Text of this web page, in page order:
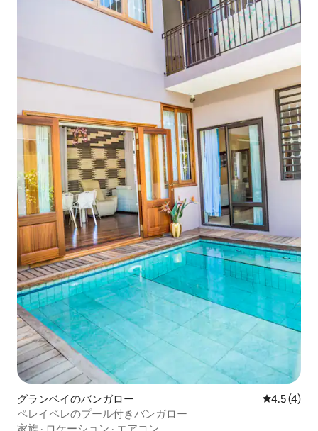
グランベイのバンガロー レビュー4
4.5 (4)
ペレイベレのプール付きバンガロー